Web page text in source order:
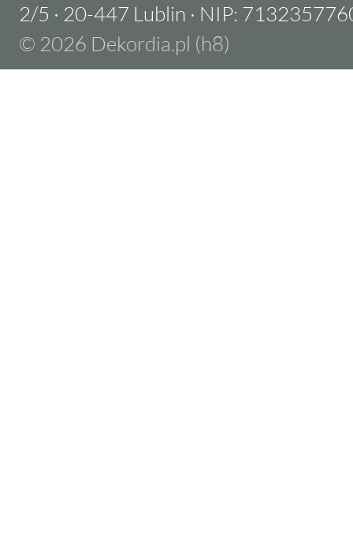
2/5 · 20-447 Lublin · NIP:
© 2026 Dekordia.pl (h8)